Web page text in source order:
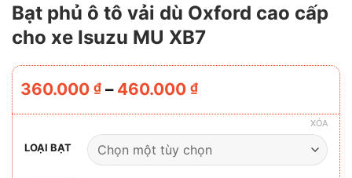
Bạt phủ ô tô vải dù Oxford cao cấp
cho xe Isuzu MU XB7
360.000 ₫ – 460.000 ₫Khoảng
từ
360.000 ₫
đến
460.000 ₫
LOẠI BẠT
XÓA